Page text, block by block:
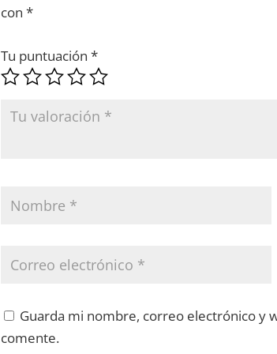
con *
Tu puntuación *
Guarda mi nombre, correo electrónico y
comente.